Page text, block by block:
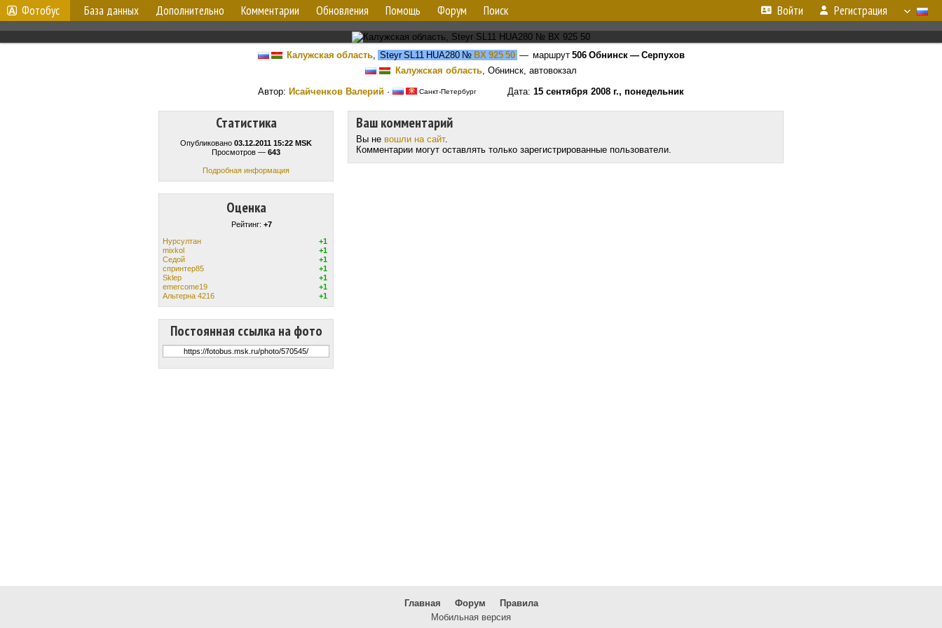
Фотобус База данных Дополнительно Комментарии Обновления Помощь Форум Поиск Войти Регистрация
Калужская область, Steyr SL11 HUA280№ ВХ 925 50 — маршрут 506 Обнинск — Серпухов
Калужская область, Обнинск, автовокзал
Автор: Исайченков Валерий · Санкт-Петербург Дата: 15 сентября 2008 г., понедельник
Статистика
Опубликовано 03.12.2011 15:22 MSK
Просмотров — 643
Подробная информация
Оценка
Рейтинг: +7
Нурсултан
+1
mixkol
+1
Cедой
+1
спринтер85
+1
Sklep
+1
emercome19
+1
Альтерна 4216
+1
Постоянная ссылка на фото
Ваш комментарий
Вы не вошли на сайт.
Комментарии могут оставлять только зарегистрированные пользователи.
Главная Форум
Правила
Мобильная версия